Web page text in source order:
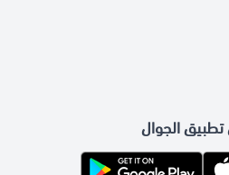
الجوال